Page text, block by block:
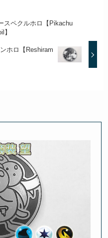
スペクルホロ【Pikachu
ホロ【Reshiram